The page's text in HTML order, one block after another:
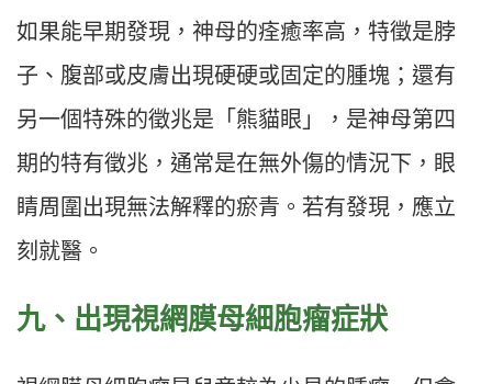
如果能早期發現，神母的痊癒率高，特徵是脖
子、腹部或皮膚出現硬硬或固定的腫塊；還有
另一個特殊的徵兆是「熊貓眼」，是神母第四
期的特有徵兆，通常是在無外傷的情況下，眼
睛周圍出現無法解釋的瘀青。若有發現，應立
刻就醫。
九、出現視網膜母細胞瘤症狀